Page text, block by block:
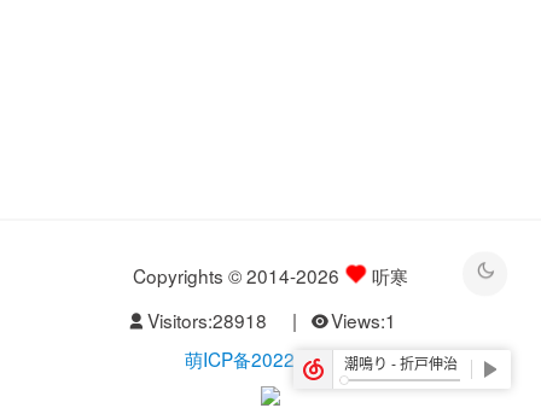
Copyrights © 2014-2026
听寒
Visitors:28918 | Views:1
萌ICP备20229526号